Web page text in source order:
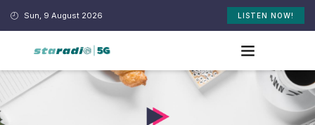
Sun, 9 August 2026 LISTEN NOW!